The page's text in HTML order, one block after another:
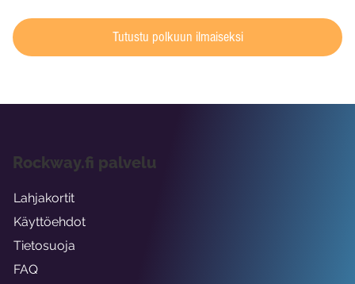
Tutustu polkuun ilmaiseksi
Rockway.fi palvelu
Lahjakortit
Käyttöehdot
Tietosuoja
FAQ